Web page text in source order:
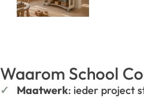
Waarom School
Maatwerk: ieder project